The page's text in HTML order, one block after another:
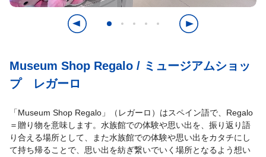
Museum Shop Regalo / ミュージアムショッ
プ レガーロ
「Museum Shop Regalo」（レガーロ）はスペイン語で、Regalo
＝贈り物を意味します。水族館での体験や思い出を、振り返り語
り合える場所として、また水族館での体験や思い出をカタチにし
て持ち帰ることで、思い出を紡ぎ繋いでいく場所となるよう想い